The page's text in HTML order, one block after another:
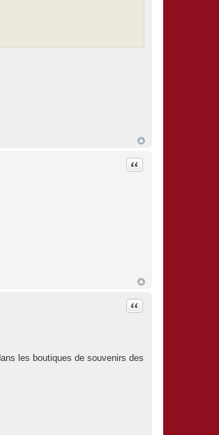
Citation
Citation
les boutiques de souvenirs des